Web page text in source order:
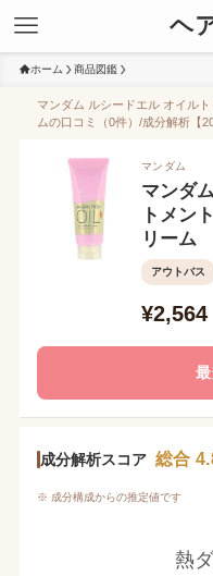
ヘ
ホーム 商品図鑑
マンダム ルシードエル オイル
ムの口コミ（0件）/成分解析【
マンダム
マンダ
トメン
リーム
アウトバス
¥2,564
成分解析スコア 総合
※ 成分構成からの推定値です
熱